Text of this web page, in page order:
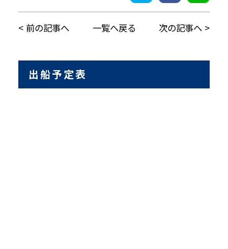
前の記事へ 一覧へ戻る 次の記事へ
出船予定表